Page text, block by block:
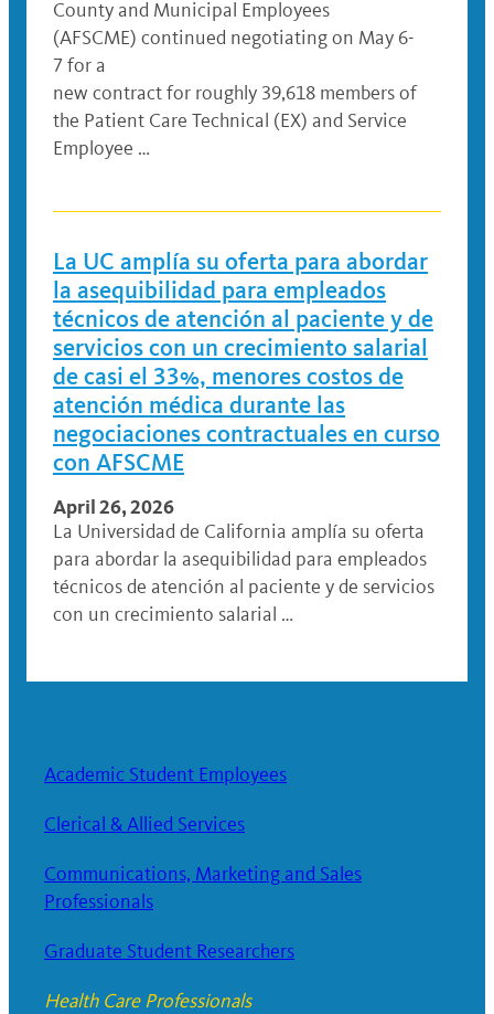
County and Municipal Employees
(AFSCME) continued negotiating on May 6-
7 for a
new contract for roughly 39,618 members of
the Patient Care Technical (EX) and Service
Employee …
La UC amplía su oferta para abordar
la asequibilidad para empleados
técnicos de atención al paciente y de
servicios con un crecimiento salarial
de casi el 33%, menores costos de
atención médica durante las
negociaciones contractuales en curso
con AFSCME
April 26, 2026
La Universidad de California amplía su oferta
para abordar la asequibilidad para empleados
técnicos de atención al paciente y de servicios
con un crecimiento salarial …
Academic Student Employees
Clerical & Allied Services
Communications, Marketing and Sales
Professionals
Graduate Student Researchers
Health Care Professionals